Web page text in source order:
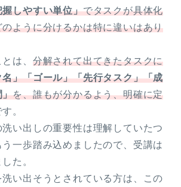
しやすい単位」でタスクが具体化
ように分けるかは特に違いはあり
は、 分解されて出てきたタスクに
名」「ゴール」「先行タスク」「成
」を、誰もが分かるよう、明確に定
。
い出しの重要性は理解していたつ
一歩踏み込めましたので、受講は
た。
い出そうとされている方は、この